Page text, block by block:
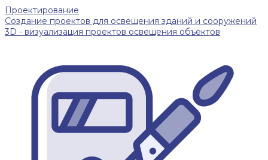
Проектирование
Создание проектов для освещения зданий и сооружений
3D - визуализация проектов освещения объектов